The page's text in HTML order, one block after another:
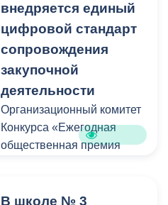
богатство», приуроченная
ко Дню семьи, любви и
Для участников
подготовили программу,
посвященную истории
этого праздника. Звучали
стихи о семье, а также
внедряется единый
цифровой стандарт
сопровождения
закупочной
деятельности
Организационный комитет
Конкурса «Ежегодная
общественная премия
исполнение поручения
В школе № 3